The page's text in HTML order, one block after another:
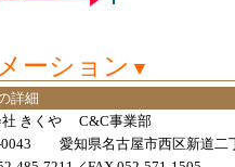
ーション ▼
詳細
社 きくや C&C事業部
0043 愛知県名古屋市西区新道二